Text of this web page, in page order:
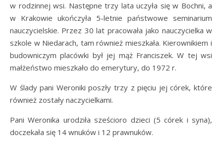
w rodzinnej wsi. Następne trzy lata uczyła się w Bochni, a
w Krakowie ukończyła 5-letnie państwowe seminarium
nauczycielskie. Przez 30 lat pracowała jako nauczycielka w
szkole w Niedarach, tam również mieszkała. Kierownikiem i
budowniczym placówki był jej mąż Franciszek. W tej wsi
małżeństwo mieszkało do emerytury, do 1972 r.
W ślady pani Weroniki poszły trzy z pięciu jej córek, które
również zostały naczycielkami.
Pani Weronika urodziła sześcioro dzieci (5 córek i syna),
doczekała się 14 wnuków i 12 prawnuków.